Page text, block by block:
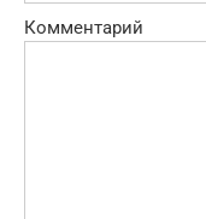
Комментарий